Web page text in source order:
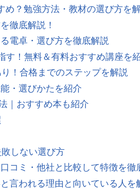
め？勉強方法・教材の選び方を
徹底解説！
電卓・選び方を徹底解説
す！無料＆有料おすすめ講座を
！合格までのステップを解説
・選びかたを紹介
｜おすすめ本も紹介
しない選び方
コミ・他社と比較して特徴を徹
言われる理由と向いている人を